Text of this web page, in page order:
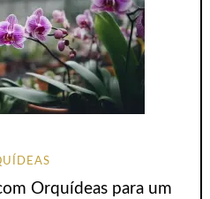
Orquídeas para um